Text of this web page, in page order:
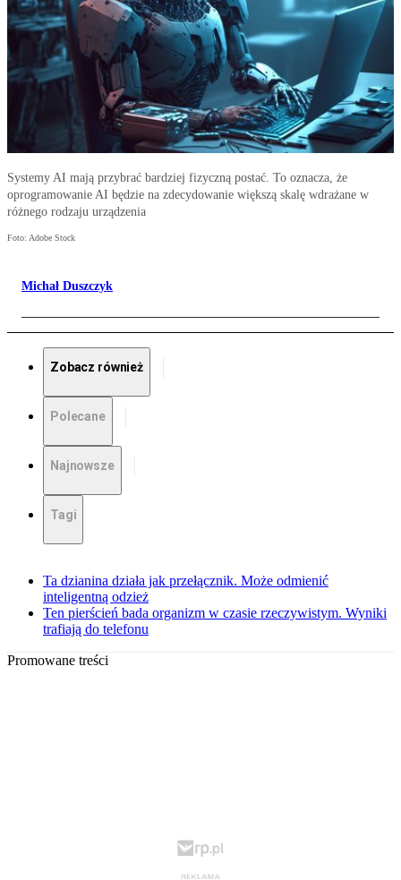
Systemy AI mają przybrać bardziej fizyczną postać. To oznacza, że
oprogramowanie AI będzie na zdecydowanie większą skalę wdrażane w
różnego rodzaju urządzenia
Foto: Adobe Stock
Michał Duszczyk
Zobacz również
Polecane
Najnowsze
Tagi
Ta dzianina działa jak przełącznik. Może odmienić
inteligentną odzież
Ten pierścień bada organizm w czasie rzeczywistym. Wyniki
trafiają do telefonu
Promowane treści